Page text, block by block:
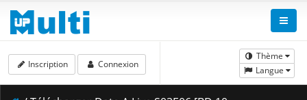
Thème
Langue
Inscription Connexion